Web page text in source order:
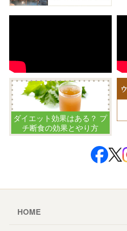
ダイエット効果はある？ プ
チ断食の効果とやり方
HOME